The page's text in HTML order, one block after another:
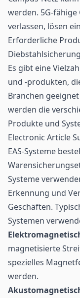
werden. 5G-
verlassen, lösen
Erforderliche
Es gibt eine
und -produkten,
Branchen
werden die
Produkte und
Electronic Article
EAS-Systeme
Systeme
Erkennung und
Geschäften.
Systemen
magnetisierte
spezielles
werden.